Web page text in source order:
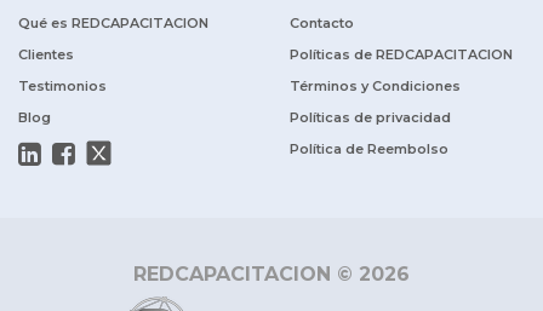
Qué es REDCAPACITACION
Clientes
Testimonios
Blog
Contacto
Políticas de REDCAPACITACION
Términos y Condiciones
Políticas de privacidad
Política de Reembolso
REDCAPACITACION © 2026